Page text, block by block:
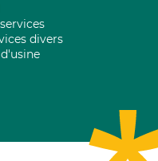
divers